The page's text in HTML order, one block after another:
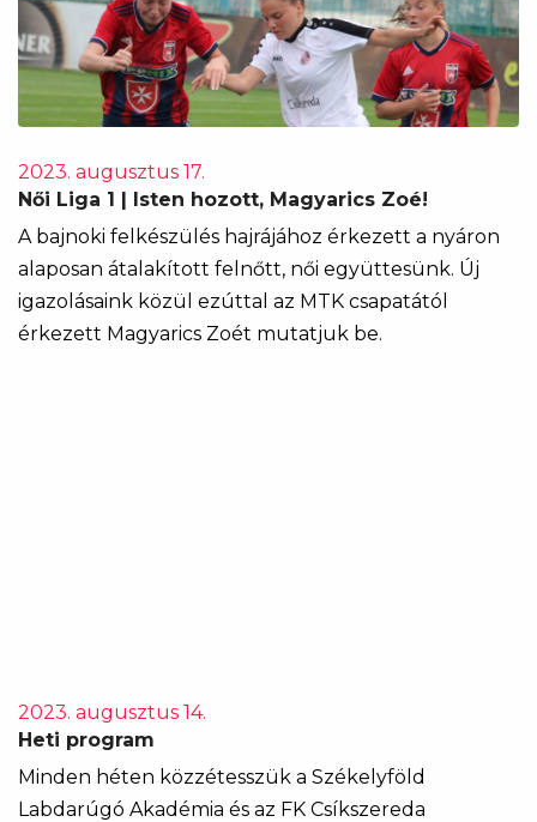
2023. augusztus 17.
Női Liga 1 | Isten hozott, Magyarics Zoé!
A bajnoki felkészülés hajrájához érkezett a nyáron
alaposan átalakított felnőtt, női együttesünk. Új
igazolásaink közül ezúttal az MTK csapatától
érkezett Magyarics Zoét mutatjuk be.
2023. augusztus 14.
Heti program
Minden héten közzétesszük a Székelyföld
Labdarúgó Akadémia és az FK Csíkszereda